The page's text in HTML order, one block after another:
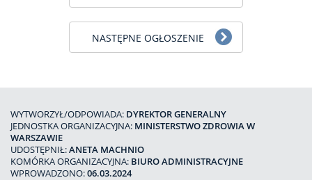
NASTĘPNE OGŁOSZENIE
WYTWORZYŁ/ODPOWIADA: DYREKTOR GENERALNY
JEDNOSTKA ORGANIZACYJNA: MINISTERSTWO ZDROWIA W
WARSZAWIE
UDOSTĘPNIŁ:ANETA MACHNIO
KOMÓRKA ORGANIZACYJNA: BIURO ADMINISTRACYJNE
WPROWADZONO:06.03.2024